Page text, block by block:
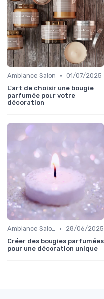
Ambiance Salon • 01/07/2025
L'art de choisir une bougie
parfumée pour votre
décoration
Ambiance Salon •
28/06/2025
Créer des bougies parfumées
pour une décoration unique